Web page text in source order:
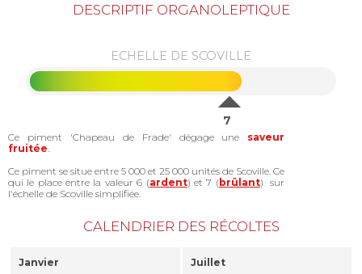
DESCRIPTIF ORGANOLEPTIQUE
ECHELLE DE SCOVILLE
7
Ce piment 'Chapeau de Frade' dégage une saveur
fruitée
Ce piment se situe entre 5 000 et 25 000 unités de Scoville. Ce
qui le place entre la valeur 6 (ardent) et 7 (brûlant) sur
l'échelle de Scoville simplifiée.
CALENDRIER DES RÉCOLTES
Janvier Juillet